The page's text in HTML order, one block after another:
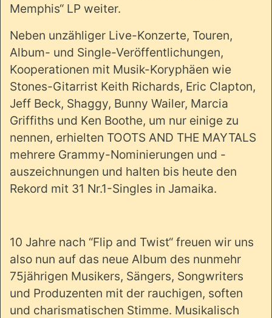
Memphis“ LP weiter.
Neben unzähliger Live-Konzerte, Touren,
Album- und Single-Veröffentlichungen,
Kooperationen mit Musik-Koryphäen wie
Stones-Gitarrist Keith Richards, Eric Clapton,
Jeff Beck, Shaggy, Bunny Wailer, Marcia
Griffiths und Ken Boothe, um nur einige zu
nennen, erhielten TOOTS AND THE MAYTALS
mehrere Grammy-Nominierungen und -
auszeichnungen und halten bis heute den
Rekord mit 31 Nr.1-Singles in Jamaika.
10 Jahre nach “Flip and Twist“ freuen wir uns
also nun auf das neue Album des nunmehr
75jährigen Musikers, Sängers, Songwriters
und Produzenten mit der rauchigen, soften
und charismatischen Stimme. Musikalisch